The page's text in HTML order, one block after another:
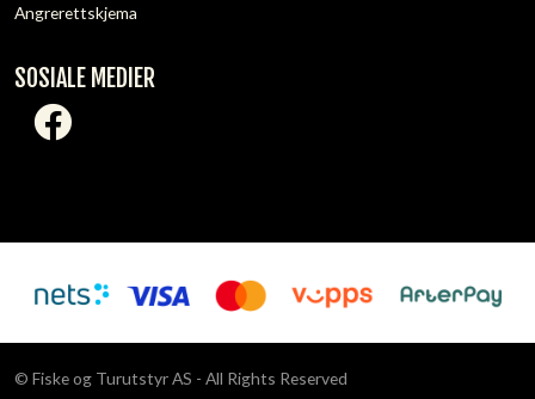
Angrerettskjema
SOSIALE MEDIER
© Fiske og Turutstyr AS - All Rights Reserved